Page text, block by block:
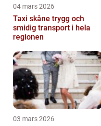
04 mars 2026
Taxi skåne trygg och
smidig transport i hela
regionen
03 mars 2026